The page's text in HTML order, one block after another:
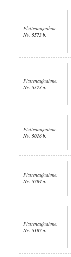
Plattenaufnahme:
No. 5573 b.
Plattenaufnahme:
No. 5573 a.
Plattenaufnahme:
No. 5016 b.
Plattenaufnahme:
No. 5704 a.
Plattenaufnahme:
No. 5107 a.